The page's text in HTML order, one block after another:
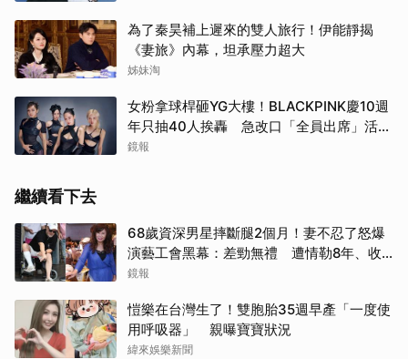
為了秦昊補上遲來的雙人旅行！伊能靜揭
《妻旅》內幕，坦承壓力超大
姊妹淘
女粉拿球桿砸YG大樓！BLACKPINK慶10週
年只抽40人挨轟 急改口「全員出席」活動
場地曝光了
鏡報
繼續看下去
68歲資深男星摔斷腿2個月！妻不忍了怒爆
演藝工會黑幕：差勁無禮 遭情勒8年、收
二手探病禮
鏡報
愷樂在台灣生了！雙胞胎35週早產「一度使
用呼吸器」 親曝寶寶狀況
緯來娛樂新聞